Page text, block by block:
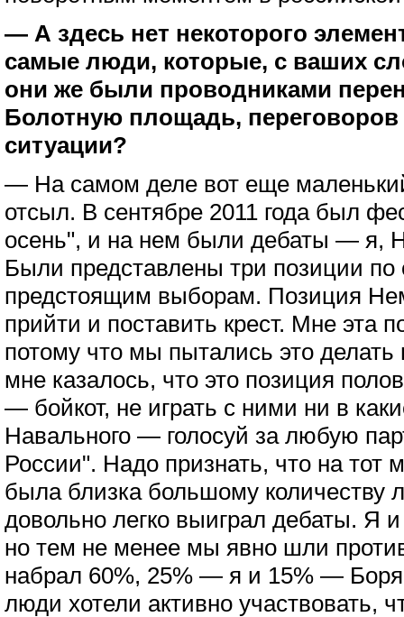
— А здесь нет некоторого
самые люди, которые, с ваших
они же были проводниками
Болотную площадь,
ситуации?
— На самом деле вот еще
отсыл. В сентябре 2011 года был
осень", и на нем были дебаты — я,
Были представлены три позиции
предстоящим выборам. Позиция
прийти и поставить крест. Мне эта
потому что мы пытались это делать
мне казалось, что это позиция
— бойкот, не играть с ними ни в
Навального — голосуй за любую
России". Надо признать, что на тот
была близка большому
довольно легко выиграл дебаты. Я
но тем не менее мы явно шли
набрал 60%, 25% — я и 15% —
люди хотели активно участвовать,